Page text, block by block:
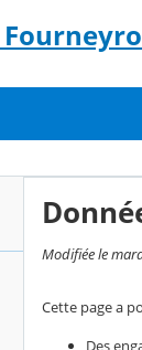
Modifiée le
Cette page a
Des